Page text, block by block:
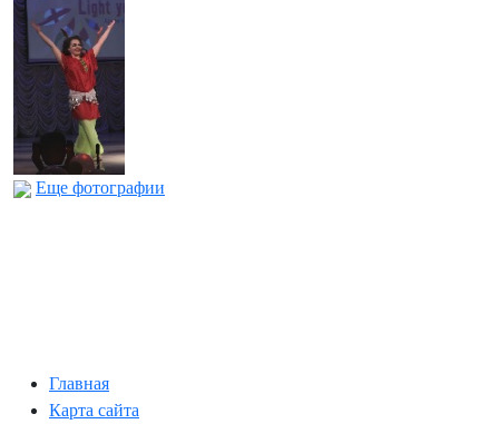
Еще фотографии
Главная
Карта сайта